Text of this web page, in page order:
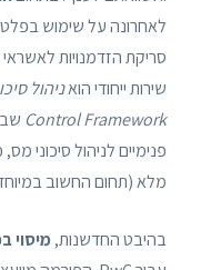
סריקת הזדמנויות לאשראי
שירות ייחודי הואניהול
Control Framework
פנימיים לניהול סיכוני
מלא (תחום החשוב במיוחד
בהיבט החדשנות, מיסוי